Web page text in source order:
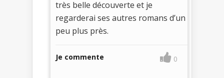
très belle découverte et je
regarderai ses autres romans d’un
peu plus près.
Je commente 0